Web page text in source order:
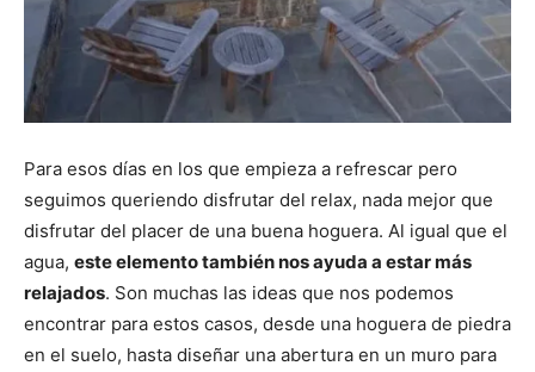
Para esos días en los que empieza a refrescar pero
seguimos queriendo disfrutar del relax, nada mejor que
disfrutar del placer de una buena hoguera. Al igual que el
agua, este elemento también nos ayuda a estar más
relajados. Son muchas las ideas que nos podemos
encontrar para estos casos, desde una hoguera de piedra
en el suelo, hasta diseñar una abertura en un muro para